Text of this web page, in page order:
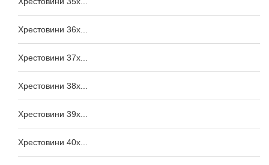
Хрестовини 36x...
Хрестовини 37x...
Хрестовини 38x...
Хрестовини 39x...
Хрестовини 40x...